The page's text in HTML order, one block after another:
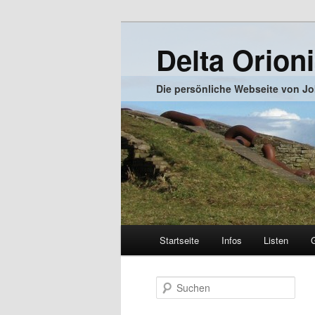
Delta
Die persönliche Webseite von
Zum
Inhalt
Startseite Infos Listen
u